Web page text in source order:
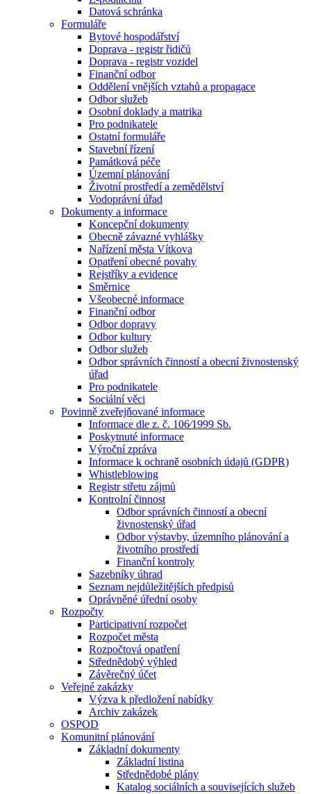
Datová schránka
Formuláře
Bytové hospodářství
Doprava - registr řidičů
Doprava - registr vozidel
Finanční odbor
Oddělení vnějších vztahů a propagace
Odbor služeb
Osobní doklady a matrika
Pro podnikatele
Ostatní formuláře
Stavební řízení
Památková péče
Územní plánování
Životní prostředí a zemědělství
Vodoprávní úřad
Dokumenty a informace
Koncepční dokumenty
Obecně závazné vyhlášky
Nařízení města Vítkova
Opatření obecné povahy
Rejstříky a evidence
Směrnice
Všeobecné informace
Finanční odbor
Odbor dopravy
Odbor kultury
Odbor služeb
Odbor správních činností a obecní živnostenský
úřad
Pro podnikatele
Sociální věci
Povinně zveřejňované informace
Informace dle z. č. 106⁄1999 Sb.
Poskytnuté informace
Výroční zpráva
Informace k ochraně osobních údajů (GDPR)
Whistleblowing
Registr střetu zájmů
Kontrolní činnost
Odbor správních činností a obecní
živnostenský úřad
Odbor výstavby, územního plánování a
životního prostředí
Finanční kontroly
Sazebníky úhrad
Seznam nejdůležitějších předpisů
Oprávněné úřední osoby
Rozpočty
Participativní rozpočet
Rozpočet města
Rozpočtová opatření
Střednědobý výhled
Závěrečný účet
Veřejné zakázky
Výzva k předložení nabídky
Archiv zakázek
OSPOD
Komunitní plánování
Základní dokumenty
Základní listina
Střednědobé plány
Katalog sociálních a souvisejících služeb